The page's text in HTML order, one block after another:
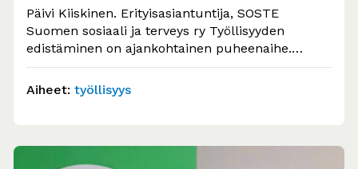
Päivi Kiiskinen. Erityisasiantuntija, SOSTE
Suomen sosiaali ja terveys ry Työllisyyden
edistäminen on ajankohtainen puheenaihe.
Työllisyysasteen nostamisessa on omat roolinsa
valtiolla,…
Aiheet: työllisyys